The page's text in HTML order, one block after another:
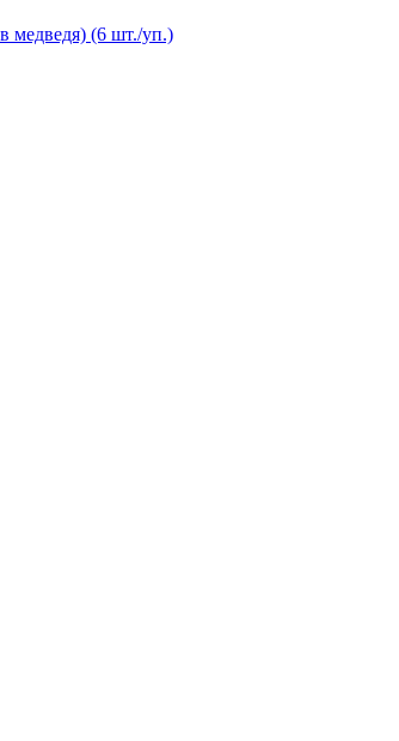
медведя) (6 шт./уп.)